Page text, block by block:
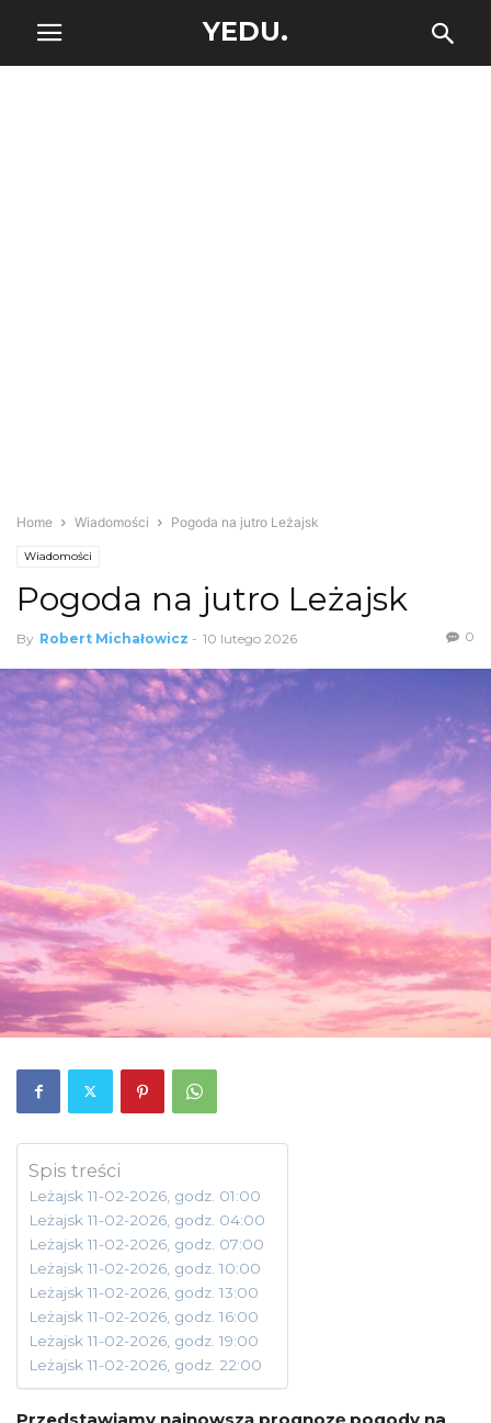
YEDU.
Home Wiadomości Pogoda na jutro Leżajsk
Wiadomości
Pogoda na jutro Leżajsk
By Robert Michałowicz - 10 lutego 2026 0
Spis treści
Leżajsk 11-02-2026, godz. 01:00
Leżajsk 11-02-2026, godz. 04:00
Leżajsk 11-02-2026, godz. 07:00
Leżajsk 11-02-2026, godz. 10:00
Leżajsk 11-02-2026, godz. 13:00
Leżajsk 11-02-2026, godz. 16:00
Leżajsk 11-02-2026, godz. 19:00
Leżajsk 11-02-2026, godz. 22:00
Przedstawiamy najnowszą prognozę pogody na